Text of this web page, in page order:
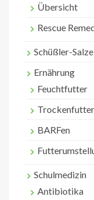
Übersicht
Rescue
Schüßler-Salze
Ernährung
Feuchtfutter
Trockenfutter
BARFen
Schulmedizin
Antibiotika